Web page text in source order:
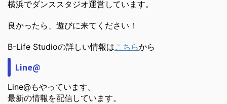
横浜でダンススタジオ運営しています。
良かったら、遊びに来てください！
B-Life Studioの詳しい情報はこちらから
Line@
Line@もやっています。
最新の情報を配信しています。